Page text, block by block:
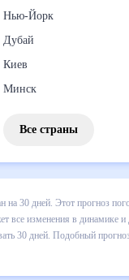
Париж
Нью-Йорк
Дубай
Киев
Казахстан
осадков
в